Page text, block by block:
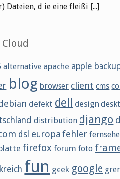
Dateien, d ie eine fleißi [...]
Cloud
alternative apache apple backup
blog browser client cms
defekt dell design
distribution django
dsl europa fehler
firefox forum foto
fun geek google